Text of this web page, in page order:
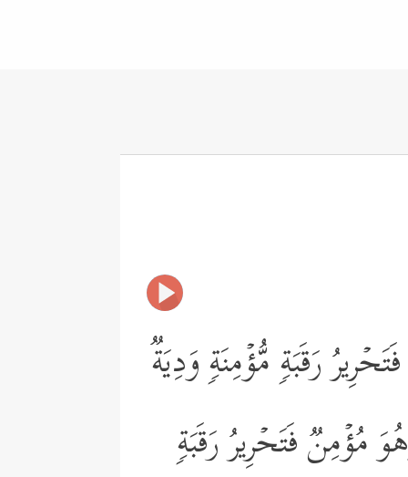
رَقَبَةࣲ مُّؤۡمِنَةࣲ وَدِیَةࣱ
مُؤۡمِنࣱ فَتَحۡرِیرُ رَقَبَةࣲ